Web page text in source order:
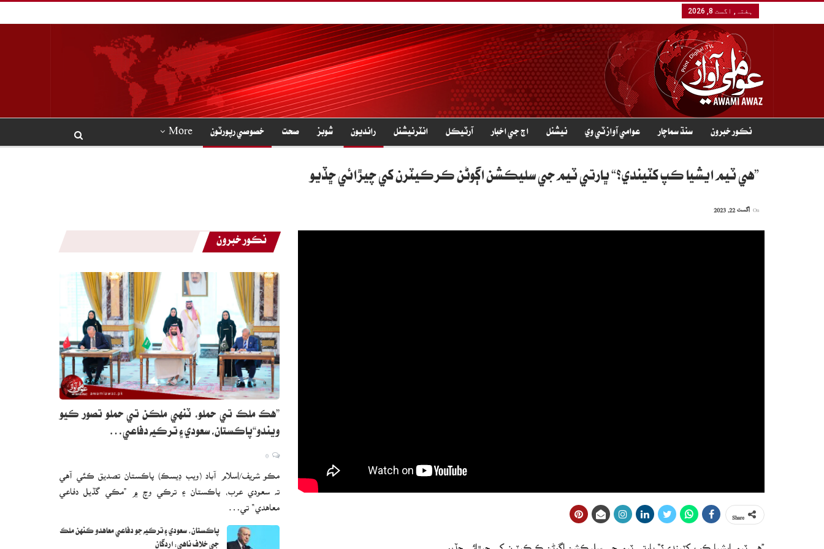
ہفتہ, اگست 8, 2026
نڪور خبرون سنڌ سماچار عوامي آواز ٽي وي نيشنل اڄ جي اخبار آرٽيڪل انٽرنيشنل رانديون شوبز صحت خصوصي رپورٽون More
”هي ٽيم ايشيا ڪپ کٽيندي؟“ ڀارتي ٽيم جي سليڪشن اڳوڻن ڪرڪيٽرن کي چيڙائي ڇڏيو
اگست 22, 2023
”هي ٽيم ايشيا ڪپ کٽيندي؟“ ڀارتي ٽيم جي سليڪشن اڳوڻن ڪرڪيٽرن کي چيڙائي ڇڏيو
نڪور خبرون
”هڪ ملڪ تي حملو، ٽنهي ملڪن تي حملو تصور ڪيو
ويندو“پاڪستان، سعودي ۽ ترڪيه دفاعي…
مڪو شريف/اسلام آباد (ويب ڊيسڪ) پاڪستان تصديق ڪئي آهي
ته سعودي عرب، پاڪستان ۽ ترڪي وچ ۾ ”مڪي گڏيل دفاعي
معاهدي“ تي…
پاڪستان، سعودي ۽ ترڪيه جو دفاعي معاهدو ڪنهن ملڪ
جي خلاف ناهي: اردگان